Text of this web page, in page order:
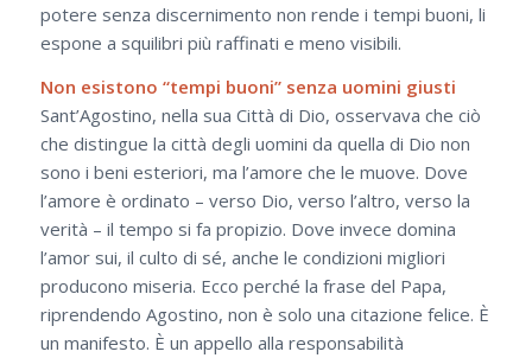
potere senza discernimento non rende i tempi buoni, li
espone a squilibri più raffinati e meno visibili.
Non esistono “tempi buoni” senza uomini giusti
Sant’Agostino, nella sua Città di Dio, osservava che ciò
che distingue la città degli uomini da quella di Dio non
sono i beni esteriori, ma l’amore che le muove. Dove
l’amore è ordinato – verso Dio, verso l’altro, verso la
verità – il tempo si fa propizio. Dove invece domina
l’amor sui, il culto di sé, anche le condizioni migliori
producono miseria. Ecco perché la frase del Papa,
riprendendo Agostino, non è solo una citazione felice. È
un manifesto. È un appello alla responsabilità